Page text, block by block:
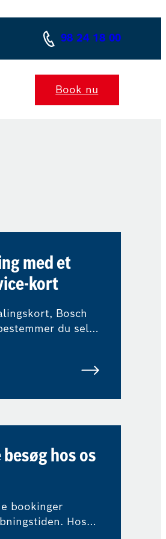
98 24 18 00
Book nu
med et
kort
Bosch
du selv,
hos os
bookinger
Hos